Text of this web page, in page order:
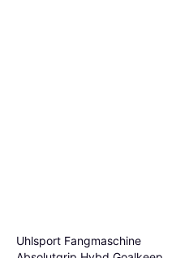
Uhlsport Fangmaschine